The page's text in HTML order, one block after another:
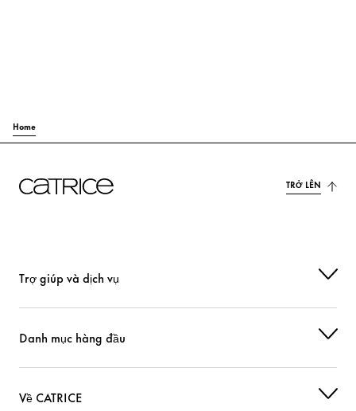
Home
TRỞ LÊN
Trợ giúp và dịch vụ
Danh mục hàng đầu
Về CATRICE